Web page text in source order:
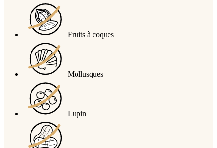
Fruits à coques
Mollusques
Lupin